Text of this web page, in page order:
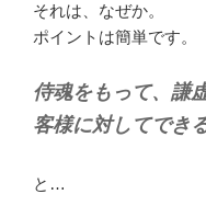
それは、なぜか。
ポイントは簡単です。
侍魂をもって、謙
客様に対してでき
と…